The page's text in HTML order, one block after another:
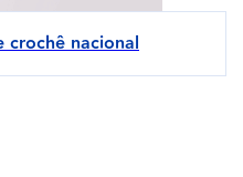
crochê nacional